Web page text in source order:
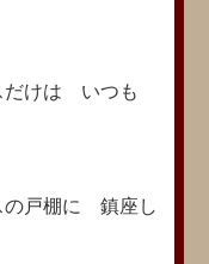
だけは いつも
戸棚に 鎮座し